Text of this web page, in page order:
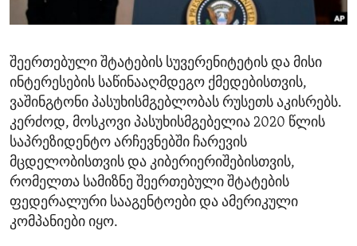
ENVIRONMENT AND HEALTH
შეერთებული შტატების სუვერენიტეტის და მისი
ინტერესების საწინააღმდეგო ქმედებისთვის,
ვაშინგტონი პასუხისმგებლობას რუსეთს აკისრებს.
კერძოდ, მოსკოვი პასუხისმგებელია 2020 წლის
საპრეზიდენტო არჩევნებში ჩარევის
მცდელობისთვის და კიბერიერიშებისთვის,
რომელთა სამიზნე შეერთებული შტატების
ფედერალური სააგენტოები და ამერიკული
კომპანიები იყო.